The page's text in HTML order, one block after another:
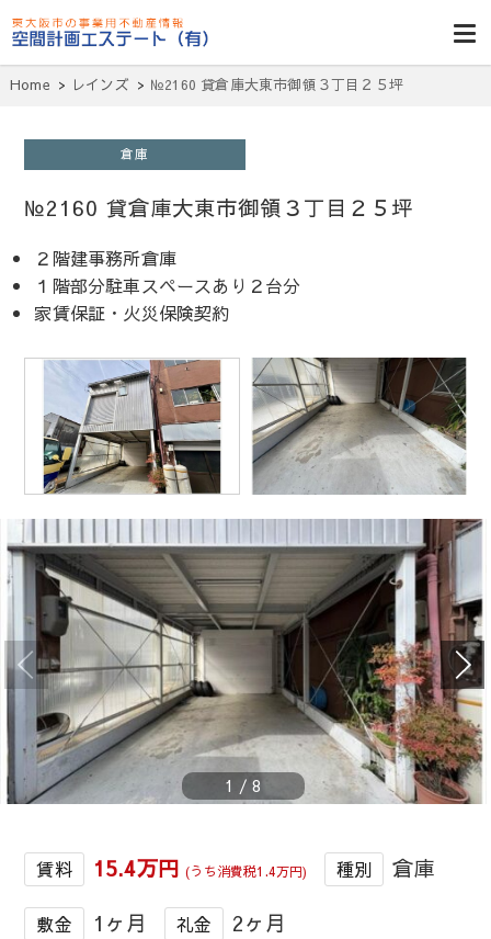
東大阪貸倉
庫・貸し工
場・賃貸事務
所・空室一
覧・空間計画
エステート
Home レインズ №2160 貸倉庫大東市御領３丁目２５坪
倉庫
№2160 貸倉庫大東市御領３丁目２５坪
２階建事務所倉庫
１階部分駐車スペースあり２台分
家賃保証・火災保険契約
1 /8
賃料 15.4万円(うち消費税1.4万円) 種別 倉庫
敷金 1ヶ月 礼金 2ヶ月